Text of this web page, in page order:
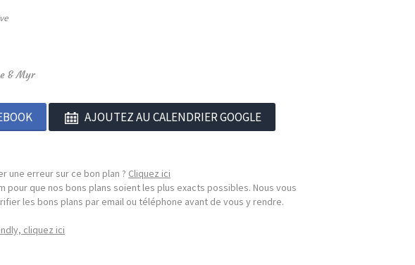
& Myr
AJOUTEZ AU CALENDRIER GOOGLE
une erreur sur ce bon plan ? Cliquez ici
pour que nos bons plans soient les plus exacts possibles. Nous vous
les bons plans par email ou téléphone avant de vous y rendre.
cliquez ici